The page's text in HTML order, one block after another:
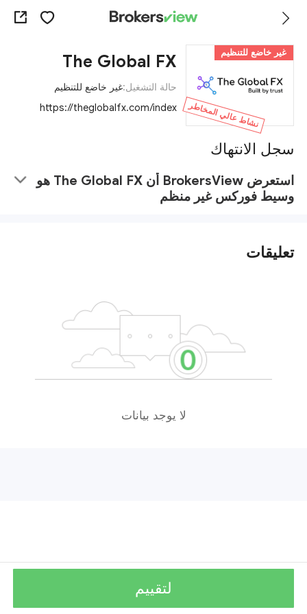
غير خاضع للتنظيم
نشاط عالي المخاطر
The Global FX
حالة التشغيل:غير خاضع للتنظيم
https://theglobalfx.com/index
سجل الانتهاك
استعرض BrokersView أن The Global FX هو
وسيط فوركس غير منظم
تعليقات
لا يوجد بيانات
لتقييم